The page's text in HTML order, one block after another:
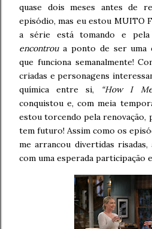
quase dois meses antes de
episódio, mas eu estou MUITO
a série está tomando e
encontroua ponto de ser uma
que funciona semanalmente!
criadas e personagens
química entre si, “How I
conquistou e, com meia
estou torcendo pela renovação,
tem futuro! Assim como os
me arrancou divertidas
com uma esperada participação